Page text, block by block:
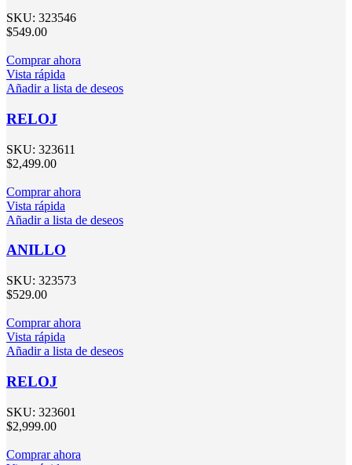
SKU: 323546
$549.00
Comprar ahora
Vista rápida
Añadir a lista de deseos
RELOJ
SKU: 323611
$2,499.00
Comprar ahora
Vista rápida
Añadir a lista de deseos
ANILLO
SKU: 323573
$529.00
Comprar ahora
Vista rápida
Añadir a lista de deseos
RELOJ
SKU: 323601
$2,999.00
Comprar ahora